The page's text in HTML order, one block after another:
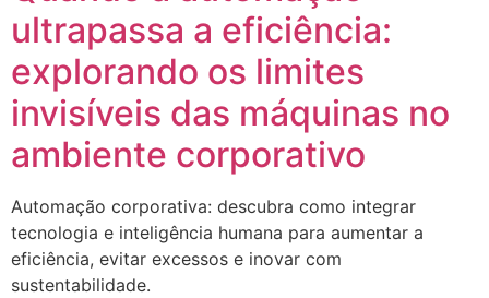
ultrapassa a eficiência:
explorando os limites
invisíveis das máquinas no
ambiente corporativo
Automação corporativa: descubra como integrar
tecnologia e inteligência humana para aumentar a
eficiência, evitar excessos e inovar com
sustentabilidade.